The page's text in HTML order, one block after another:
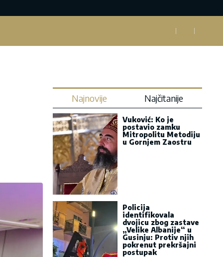
Najnovije Najčitanije
Vuković: Ko je
postavio zamku
Mitropolitu Metodiju
u Gornjem Zaostru
Policija
identifikovala
dvojicu zbog zastave
„Velike Albanije“ u
Gusinju: Protiv njih
pokrenut prekršajni
postupak